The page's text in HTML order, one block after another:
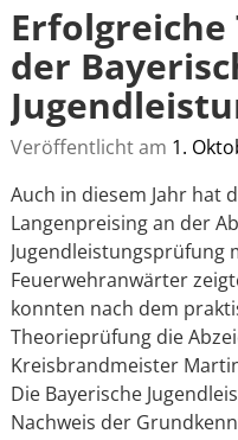
Erfolgreiche
der
Veröffentlicht am 1.
Auch in diesem Jahr hat
Langenpreising an der
Jugendleistungsprüfung
Feuerwehranwärter
konnten nach dem
Theorieprüfung die
Kreisbrandmeister
Die Bayerische
Nachweis der